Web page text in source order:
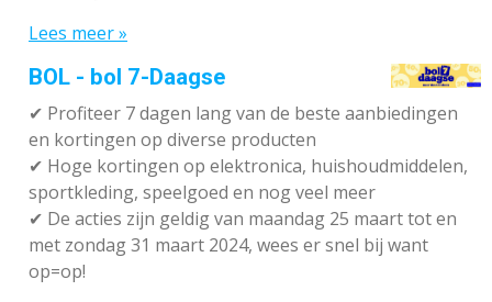
Lees meer »
BOL - bol 7-Daagse
✔ Profiteer 7 dagen lang van de beste aanbiedingen
en kortingen op diverse producten
✔ Hoge kortingen op elektronica, huishoudmiddelen,
sportkleding, speelgoed en nog veel meer
✔ De acties zijn geldig van maandag 25 maart tot en
met zondag 31 maart 2024, wees er snel bij want
op=op!